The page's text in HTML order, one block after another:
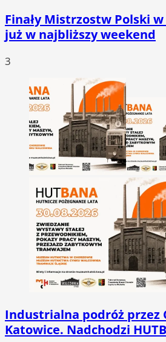
Finały Mistrzostw Polski
już w najbliższy weekend
3
Industrialna podróż przez
Katowice. Nadchodzi